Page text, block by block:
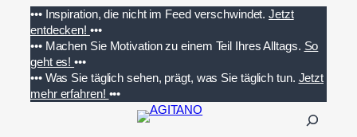
Inhalt
springen
••• Inspiration, die nicht im Feed verschwindet. Jetzt
entdecken! •••
••• Machen Sie Motivation zu einem Teil Ihres Alltags. So
geht es!•••
••• Was Sie täglich sehen, prägt, was Sie täglich tun. Jetzt
mehr erfahren! •••